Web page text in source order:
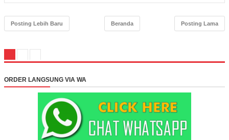
Posting Lebih Baru Posting Lama
Beranda
ORDER LANGSUNG VIA WA